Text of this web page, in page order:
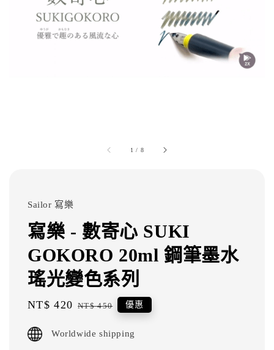
1 / 8
Sailor 寫樂
寫樂 - 數寄心 SUKI
GOKORO 20ml 鋼筆墨水
瑤光變色系列
Sale
NT$ 420 Regular
NT$ 450 優惠
Worldwide shipping